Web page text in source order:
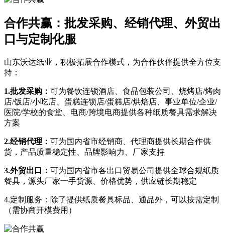
合作共赢：批发采购、经销代理、外贸出
口与定制化服
山东沃达纸业，积极拓展合作模式，为合作伙伴提供全方位支
持：
1.批发采购： 可为餐饮连锁酒店、食品包装公司、烧烤店/烤肉
店/饭店/小吃店、蛋糕连锁店/蛋糕店/烘焙店、事业单位/企业/
医院/学校的食堂、电商/跨境电商提供各种纸质餐具需求解决
方案
2.经销代理： 可为国内省市经销商、代理商提供长期合作供
货，产品质量稳定性、品牌影响力、厂家支持
3.外贸出口： 可为国内省市各出口贸易公司提供全球合规纸质
餐具，源头厂家一手货源、价格优势，供应链长期稳定
4.定制服务：除了提供纸质餐具标品、通品外，可以按需定制
（需协商开模费用）